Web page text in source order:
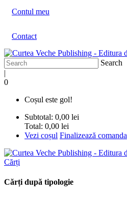
Contul meu
Contact
Search
|
0
Coșul este gol!
Subtotal: 0,00 lei
Total: 0,00 lei
Vezi coșul Finalizează comanda
Cărți
Cărți după tipologie